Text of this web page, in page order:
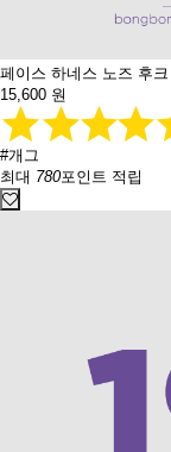
페이스 하네스 노즈 후
15,600 원
#개그
최대 780포인트 적립